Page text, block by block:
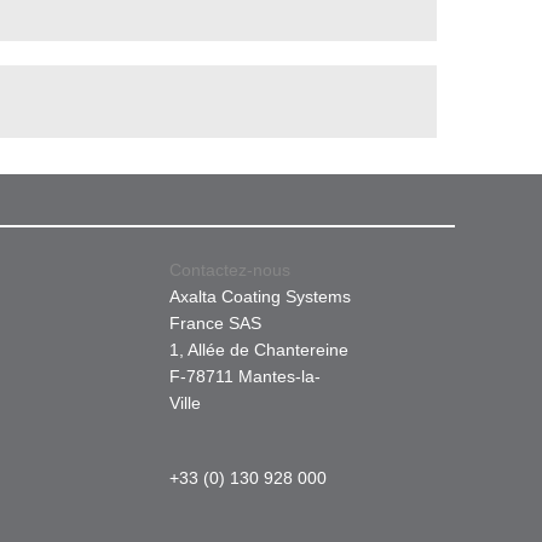
Contactez-nous
Axalta Coating Systems
France SAS
1, Allée de Chantereine
F-78711 Mantes-la-
Ville
+33 (0) 130 928 000